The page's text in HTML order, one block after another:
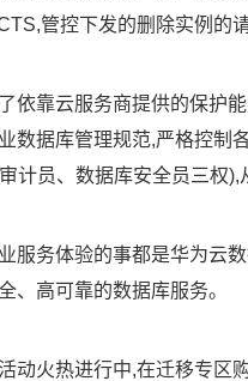
管控下发的删除实例的
依靠云服务商提供的保护
数据库管理规范,严格控制
计员、数据库安全员三权),
服务体验的事都是华为云
、高可靠的数据库服务。
动火热进行中,在迁移专区